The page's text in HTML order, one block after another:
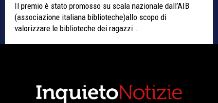
Il premio è stato promosso su scala nazionale dall’AIB
(associazione italiana biblioteche)allo scopo di
valorizzare le biblioteche dei ragazzi...